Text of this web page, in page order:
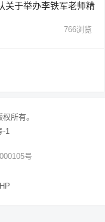
关于举办李铁军老师精
766浏览
权所有。
-1
号